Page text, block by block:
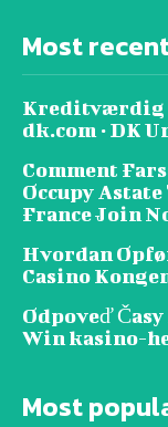
Most
Kreditværdig
dk.com · DK
Comment
Occupy Astate
France Join
Hvordan
Casino
Odpoveď
Win kasino-
Most